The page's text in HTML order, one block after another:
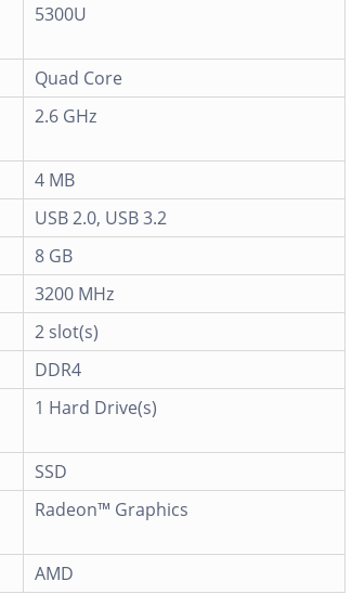
5300U
Quad Core
2.6 GHz
4 MB
USB 2.0, USB 3.2
8 GB
3200 MHz
2 slot(s)
DDR4
1 Hard Drive(s)
SSD
Radeon™ Graphics
AMD